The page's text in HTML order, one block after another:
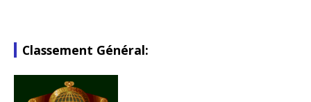
Classement Général: